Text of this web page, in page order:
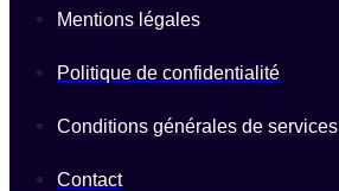
Mentions légales
Politique de confidentialité
Conditions générales de services
Contact